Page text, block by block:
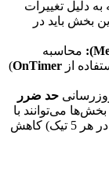
دلیل تغییرات
بخش باید در
محاسبه
از OnTimer
)
حد ضرر
می‌توانند با
یک شرط ساده (مانند اجرای فقط یک بار در هر 5 تیک) کاهش